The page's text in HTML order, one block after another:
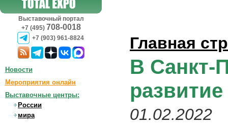
Выставочный портал
+7 (495) 708-0018
+7 (903) 961-8824 Главная
В Санкт-
01.02.2022
Новости
Мероприятия онлайн
Выставочные центры:
России
мира